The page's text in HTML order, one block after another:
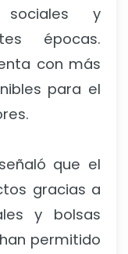
sociales y
épocas.
con más
para el
que el
gracias a
y bolsas
permitido